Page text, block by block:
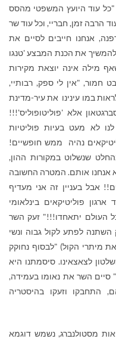
"כל עוד היועץ המשפטי מהסס
הרבה זמן, חבריי, וכל עוד שר
אנחנו חייבים לסיים את
את הכנת המבצע 'טנגו
מילה אינה יוצאת מקירות
"אין לי ספק, רבותיי,
במו עינינו את עיר-מדינת
אלא 'פוליטופוליס'!!!
לא מעט בעיות פוליטיות
נהיה ממש חופשיים!
שנשלוט במקורות ההון,
אנחנו אותם. המטרה החשובה
אבל בעניין זה אני מעדיף
פוליטיקאים בינלאומי
העולם יתאחדו!!!" זעק השר
השתנה לפתע לקול גבוה ונשי
מיתרי הקול) "לבסוף נחוקק
לצאצאינו. סיסמתנו היא
סיים השר את נאומו בעמידה,
התחבקו וזעקו בהיסטריה
מסטולנברג, נשמש דוגמא